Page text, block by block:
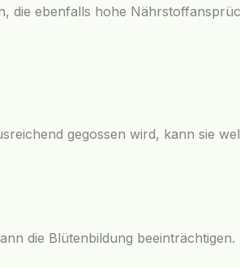
die ebenfalls hohe
gegossen wird, kann sie
die Blütenbildung